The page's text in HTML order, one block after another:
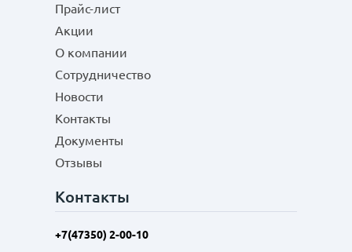
Прайс-лист
Акции
О компании
Сотрудничество
Новости
Контакты
Документы
Отзывы
Контакты
+7(47350) 2-00-10